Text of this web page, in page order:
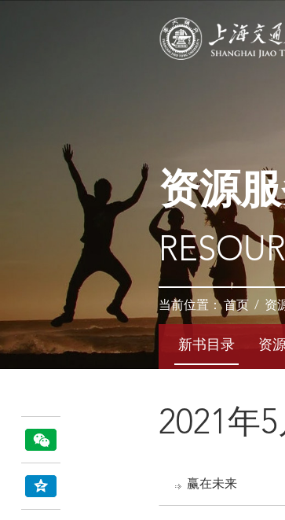
资源
当前位置：首页 / 资
新书目录 资
2021年
赢在未来